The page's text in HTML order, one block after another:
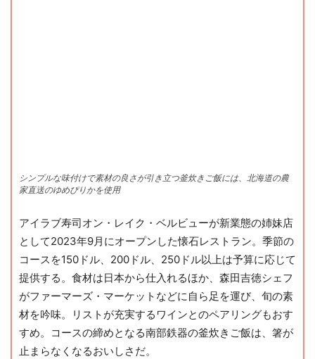
シンプルな味付けで素材の良さが引き立つ釜炊きご飯には、北海道の農
家直送のゆめぴりかを使用
アイラブ寿司オン・レイク・ベルビューが新業態の姉妹店
として2023年9月にオープンした懐石レストラン。季節の
コースを150ドル、200ドル、250ドル以上は予算に応じて
提供する。食材は日本から仕入れるほか、森田吉徳シェフ
がファーマーズ・マーケットなどに自ら足を運び、旬の素
材を吟味。リストが充実するワインとのペアリングもおす
すめ。コースの締めとなる南部鉄器の釜炊きご飯は、箸が
止まらなくなるおいしさだ。